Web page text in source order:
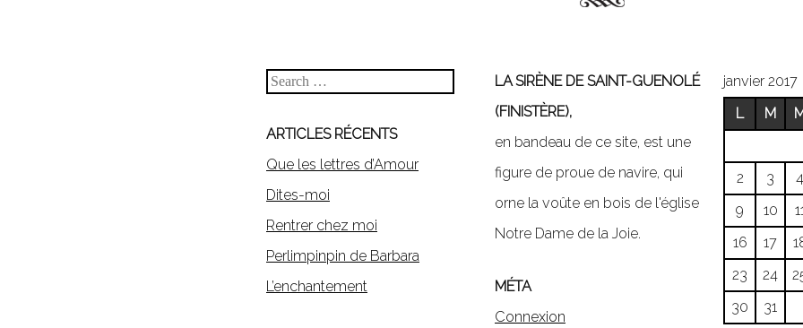
Search
ARTICLES RÉCENTS
Que les lettres d’Amour
Dites-moi
Rentrer chez moi
Perlimpinpin de Barbara
L’enchantement
LA SIRÈNE DE SAINT-GUENOLÉ
(FINISTÈRE),
en bandeau de ce site, est une
figure de proue de navire, qui
orne la voûte en bois de l'église
Notre Dame de la Joie.
MÉTA
Connexion
janvier 2017
L
M
2 3
4
9
10
16
17
23
24
30
31